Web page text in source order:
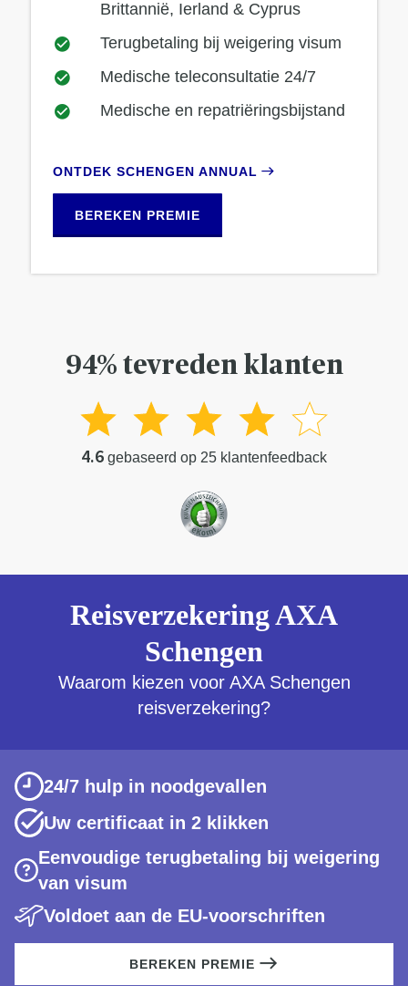
Brittannië, Ierland & Cyprus
Terugbetaling bij weigering visum
Medische teleconsultatie 24/7
Medische en repatriëringsbijstand
ONTDEK SCHENGEN ANNUAL
BEREKEN PREMIE
94% tevreden klanten
4.6 gebaseerd op 25 klantenfeedback
Reisverzekering AXA
Schengen
Waarom kiezen voor AXA Schengen
reisverzekering?
24/7 hulp in noodgevallen
Uw certificaat in 2 klikken
Eenvoudige terugbetaling bij weigering
van visum
Voldoet aan de EU-voorschriften
BEREKEN PREMIE